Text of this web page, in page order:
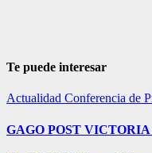
Te puede interesar
Actualidad Conferencia de
GAGO POST